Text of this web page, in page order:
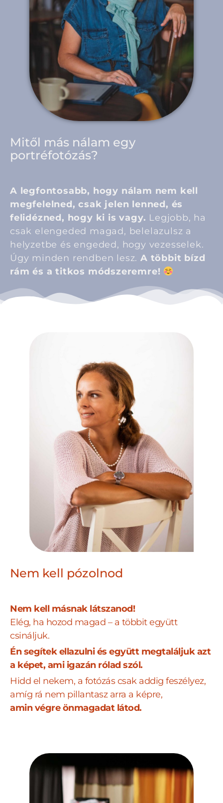
Mitől más nálam egy
portréfotózás?
A legfontosabb, hogy nálam nem kell
megfelelned, csak jelen lenned, és
felidézned, hogy ki is vagy. Legjobb, ha
csak elengeded magad, belelazulsz a
helyzetbe és engeded, hogy vezesselek.
Úgy minden rendben lesz. A többit bízd
rám és a titkos módszeremre!
Nem kell pózolnod
Nem kell másnak látszanod!
Elég, ha hozod magad – a többit együtt
csináljuk.
Én segítek ellazulni és együtt megtaláljuk azt
a képet, ami igazán rólad szól.
Hidd el nekem, a fotózás csak addig feszélyez,
amíg rá nem pillantasz arra a képre,
amin végre önmagadat látod.